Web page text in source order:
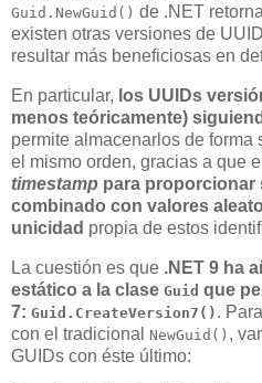
Guid.NewGuid() de .NET
existen otras versiones de
resultar más beneficiosas en
En particular, los UUIDs
menos teóricamente)
permite almacenarlos de
el mismo orden, gracias a que
timestamp para proporcionar
combinado con valores
unicidad propia de estos
La cuestión es que .NET 9 ha
estático a la clase Guid que
7: Guid.CreateVersion7() .
con el tradicional
NewGuid() ,
GUIDs con éste último: